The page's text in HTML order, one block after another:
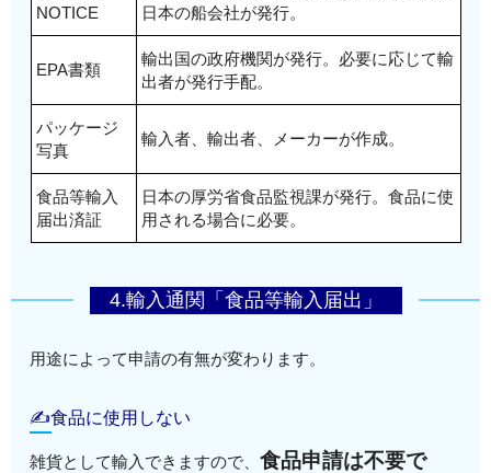
NOTICE
日本の船会社が発行。
EPA書類
輸出国の政府機関が発行。必要に応じて輸
出者が発行手配。
パッケージ
写真
輸入者、輸出者、メーカーが作成。
食品等輸入
届出済証
日本の厚労省食品監視課が発行。食品に使
用される場合に必要。
4.輸入通関「食品等輸入届出」
用途によって申請の有無が変わります。
✍食品に使用しない
雑貨として輸入できますので、食品申請は不要で